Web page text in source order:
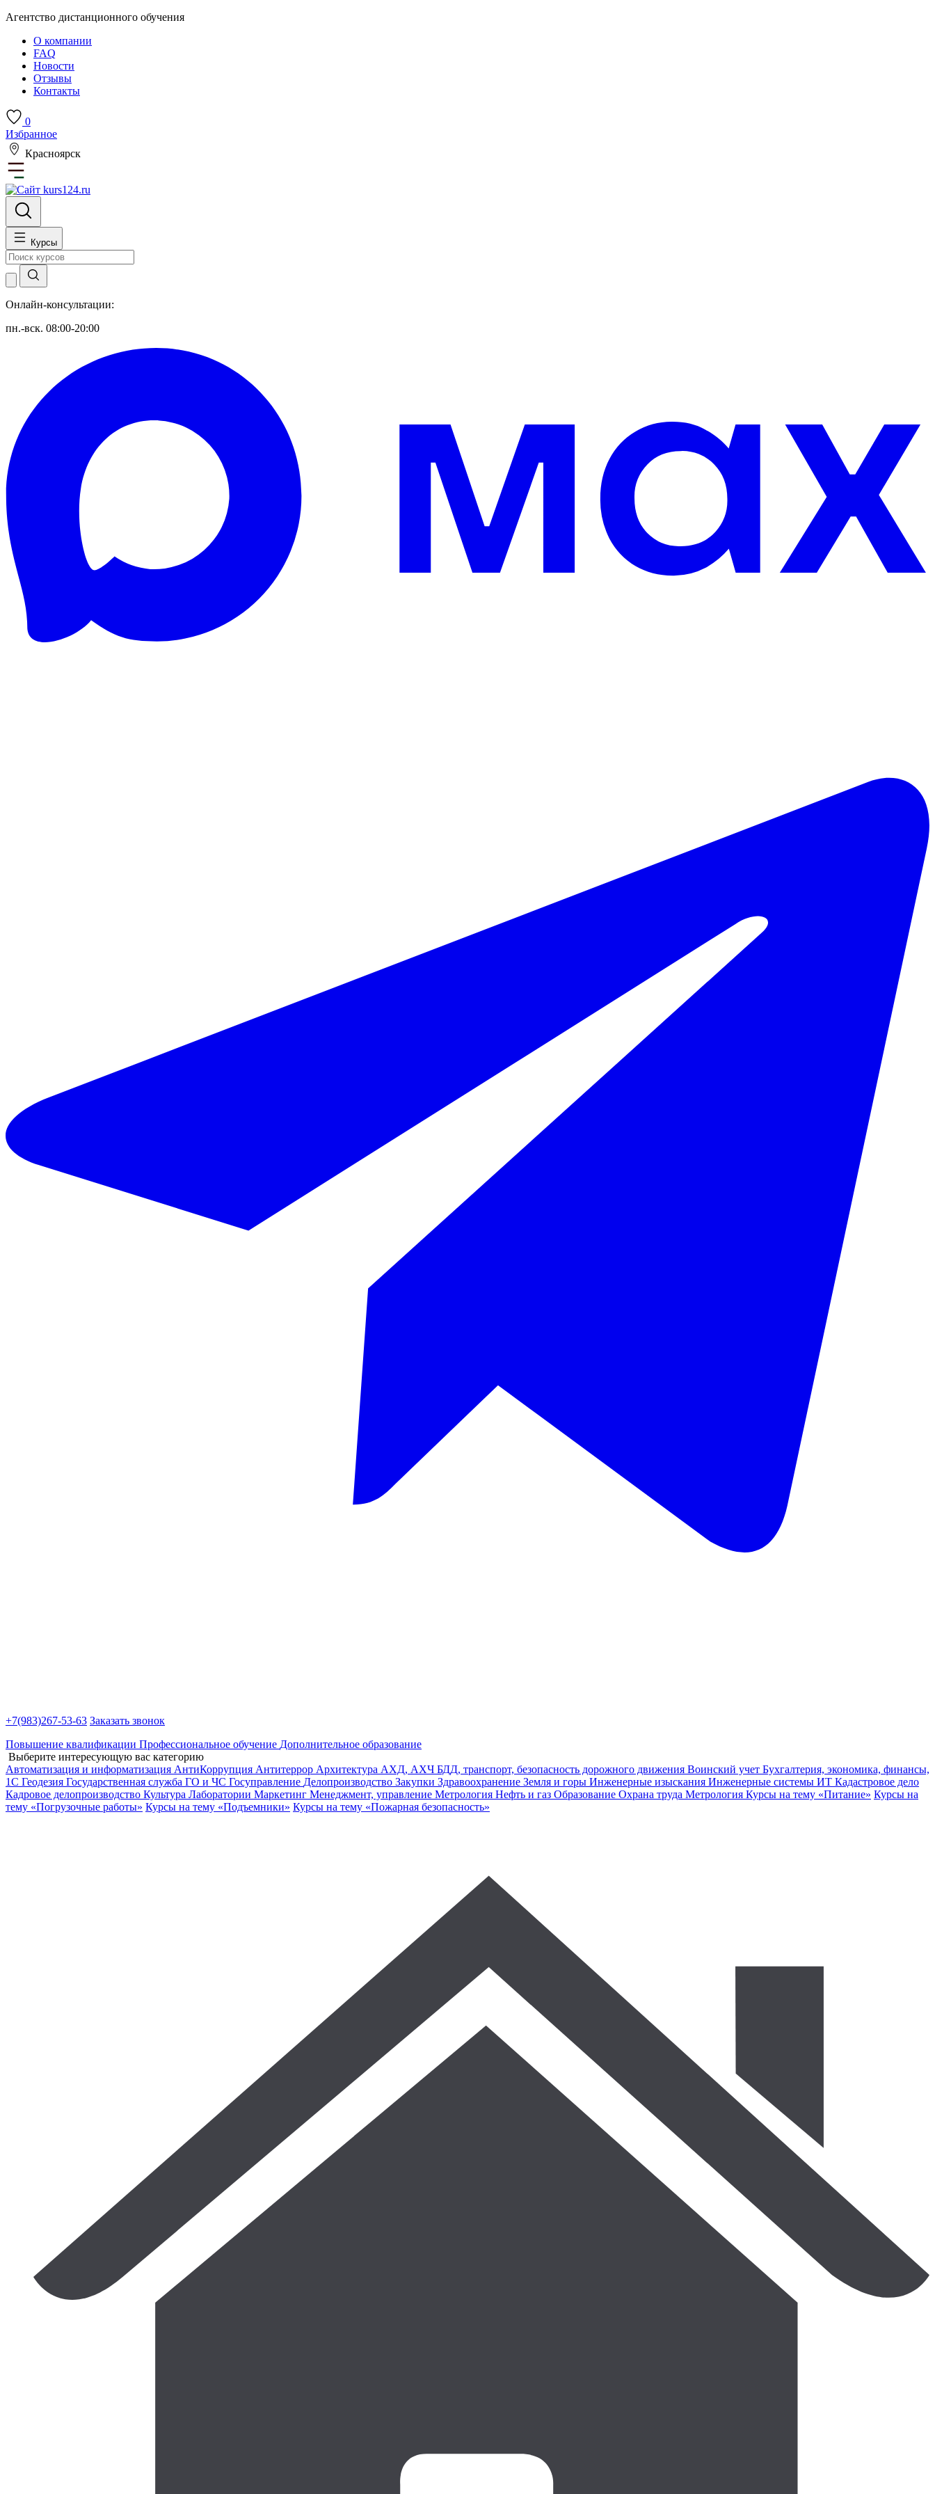
Агентство дистанционного обучения
О компании
FAQ
Новости
Отзывы
Контакты
0
Избранное
Красноярск
Курсы
Онлайн-консультации:
пн.-вск. 08:00-20:00
+7(983)267-53-63 Заказать звонок
Повышение квалификации Профессиональное обучение Дополнительное образование
Выберите интересующую вас категорию
Автоматизация и информатизация АнтиКоррупция Антитеррор Архитектура АХД, АХЧ БДД, транспорт, безопасность дорожного движения Воинский учет Бухгалтерия, экономика, финансы,
1С Геодезия Государственная служба ГО и ЧС Госуправление Делопроизводство Закупки Здравоохранение Земля и горы Инженерные изыскания Инженерные системы ИТ Кадастровое дело
Кадровое делопроизводство Культура Лаборатории Маркетинг Менеджмент, управление Метрология Нефть и газ Образование Охрана труда Метрология Курсы на тему «Питание» Курсы на
тему «Погрузочные работы» Курсы на тему «Подъемники» Курсы на тему «Пожарная безопасность»